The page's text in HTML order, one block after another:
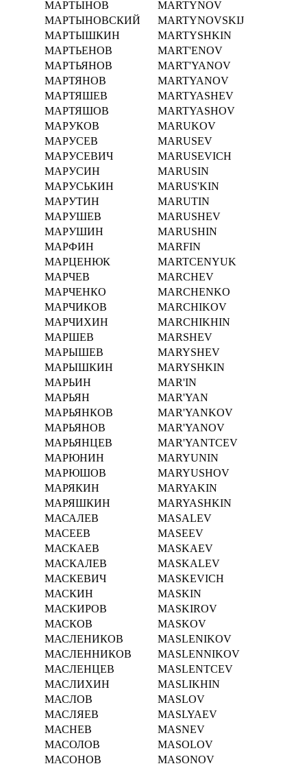
МАРТЫНОВ
MARTYNOV
МАРТЫНОВСКИЙ
MARTYNOVSKIJ
МАРТЫШКИН
MARTYSHKIN
МАРТЬЕНОВ
MART'ENOV
МАРТЬЯНОВ
MART'YANOV
МАРТЯНОВ
MARTYANOV
МАРТЯШЕВ
MARTYASHEV
МАРТЯШОВ
MARTYASHOV
МАРУКОВ
MARUKOV
МАРУСЕВ
MARUSEV
МАРУСЕВИЧ
MARUSEVICH
МАРУСИН
MARUSIN
МАРУСЬКИН
MARUS'KIN
МАРУТИН
MARUTIN
МАРУШЕВ
MARUSHEV
МАРУШИН
MARUSHIN
МАРФИН
MARFIN
МАРЦЕНЮК
MARTCENYUK
МАРЧЕВ
MARCHEV
МАРЧЕНКО
MARCHENKO
МАРЧИКОВ
MARCHIKOV
МАРЧИХИН
MARCHIKHIN
МАРШЕВ
MARSHEV
МАРЫШЕВ
MARYSHEV
МАРЫШКИН
MARYSHKIN
МАРЬИН
MAR'IN
МАРЬЯН
MAR'YAN
МАРЬЯНКОВ
MAR'YANKOV
МАРЬЯНОВ
MAR'YANOV
МАРЬЯНЦЕВ
MAR'YANTCEV
МАРЮНИН
MARYUNIN
МАРЮШОВ
MARYUSHOV
МАРЯКИН
MARYAKIN
МАРЯШКИН
MARYASHKIN
МАСАЛЕВ
MASALEV
МАСЕЕВ
MASEEV
МАСКАЕВ
MASKAEV
МАСКАЛЕВ
MASKALEV
МАСКЕВИЧ
MASKEVICH
МАСКИН
MASKIN
МАСКИРОВ
MASKIROV
МАСКОВ
MASKOV
МАСЛЕНИКОВ
MASLENIKOV
МАСЛЕННИКОВ
MASLENNIKOV
МАСЛЕНЦЕВ
MASLENTCEV
МАСЛИХИН
MASLIKHIN
МАСЛОВ
MASLOV
МАСЛЯЕВ
MASLYAEV
МАСНЕВ
MASNEV
МАСОЛОВ
MASOLOV
МАСОНОВ
MASONOV